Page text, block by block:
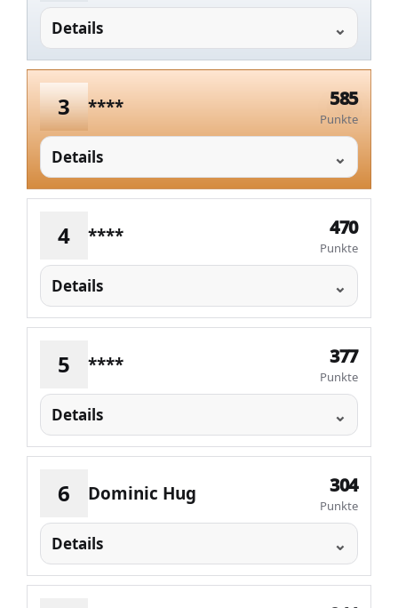
Details
3 **** 585
Punkte
Details
4 **** 470
Punkte
Details
5 **** 377
Punkte
Details
6 Dominic Hug 304
Punkte
Details